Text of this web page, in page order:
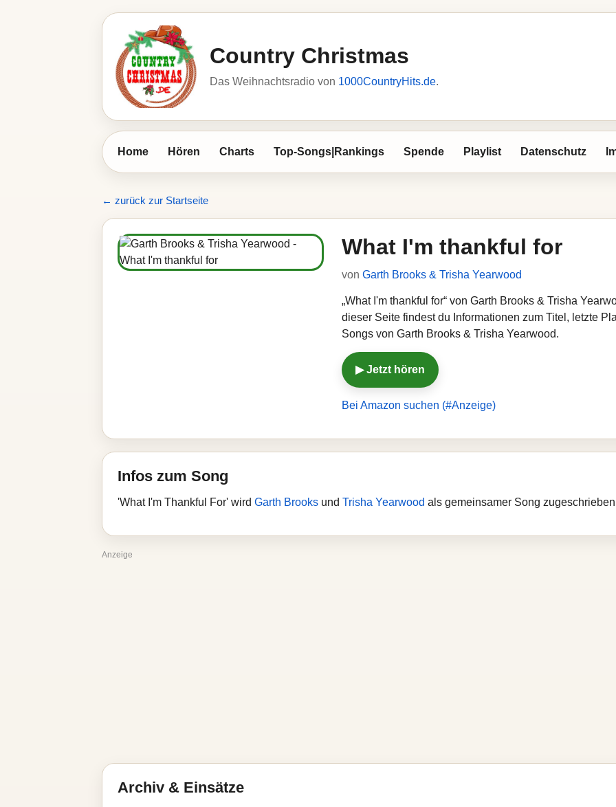
Country Christmas
Das Weihnachtsradio von 1000CountryHits.de.
Home Hören Charts Top-Songs|Rankings Spende Playlist Datenschutz
← zurück zur Startseite
What I'm thankful for
von Garth Brooks & Trisha Yearwood
„What I'm thankful for“ von Garth Brooks & Trisha
dieser Seite findest du Informationen zum Titel, letzte
Songs von Garth Brooks & Trisha Yearwood.
▶ Jetzt hören
Bei Amazon suchen (#Anzeige)
Infos zum Song
'What I'm Thankful For' wird Garth Brooks und Trisha Yearwood als gemeinsamer Song
Anzeige
Archiv & Einsätze